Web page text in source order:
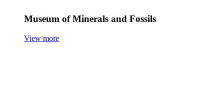
Museum of Minerals and Fossils
View more